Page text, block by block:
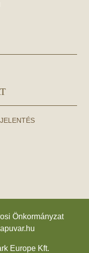
Önkormányzat
Europe Kft.